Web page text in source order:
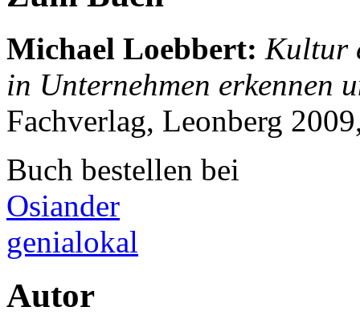
Michael Loebbert: Kultur
in Unternehmen erkennen
Fachverlag, Leonberg
Buch bestellen bei
Osiander
genialokal
Autor